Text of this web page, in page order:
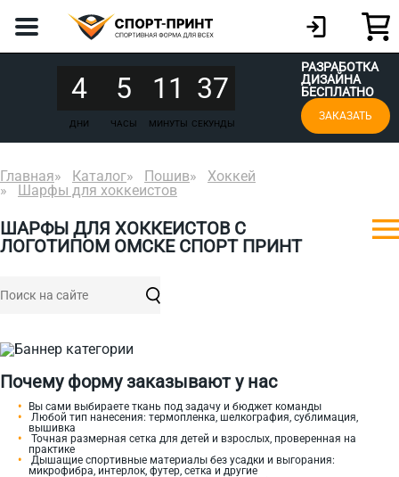
4
ДНИ
5
ЧАСЫ
11
МИНУТЫ
37
СЕКУНДЫ
РАЗРАБОТКА
ДИЗАЙНА
БЕСПЛАТНО
ЗАКАЗАТЬ
Главная Каталог Пошив
Хоккей
Шарфы для хоккеистов
ШАРФЫ ДЛЯ ХОККЕИСТОВ С
ЛОГОТИПОМ ОМСКЕ СПОРТ ПРИНТ
Почему форму заказывают у нас
Вы сами выбираете ткань под задачу и бюджет команды
Любой тип нанесения: термопленка, шелкография, сублимация,
вышивка
Точная размерная сетка для детей и взрослых, проверенная на
практике
Дышащие спортивные материалы без усадки и выгорания:
микрофибра, интерлок, футер, сетка и другие